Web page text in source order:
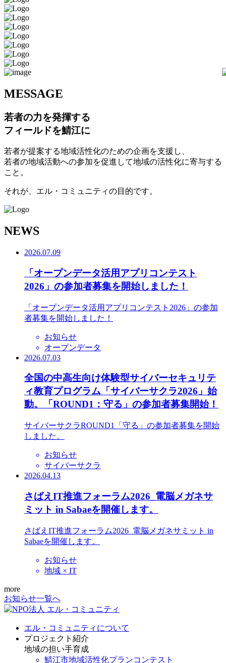
MESSAGE
若者の力を発揮する
フィールドを鯖江に
若者が提案する地域活性化のための企画を支援し、
若者の地域活動への参加を促進して地域の活性化に寄与する
こと。
それが、エル・コミュニティの目的です。
NEWS
2026.07.09
「オープンデータ活用アプリコンテスト
2026」の参加者募集を開始しました！
「オープンデータ活用アプリコンテスト2026」の参加
者募集を開始しました！
お知らせ
オープンデータ
2026.07.03
全国の中高生向け体験型サイバーセキュリテ
ィ教育プログラム「サイバーサクラ2026」始
動。「ROUND1：守る」の参加者募集開始！
サイバーサクラROUND1「守る」の参加者募集を開始
しました。
お知らせ
サイバーサクラ
2026.04.13
さばえIT推進フォーラム2026_電脳メガネサ
ミット in Sabaeを開催します。
さばえIT推進フォーラム2026_電脳メガネサミット in
Sabaeを開催します。
お知らせ
地域 × IT
more
お知らせ一覧へ
エル・コミュニティについて
プロジェクト紹介
地域の担い手育成
鯖江市地域活性化プランコンテスト